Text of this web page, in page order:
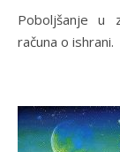
Poboljšanje u
računa o ishrani.